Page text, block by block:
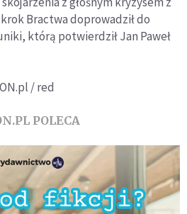
Bractwa doprowadził do
którą potwierdził Jan Paweł
/ red
POLECA